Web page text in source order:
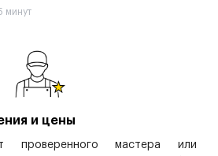
минут
и цены
проверенного мастера или